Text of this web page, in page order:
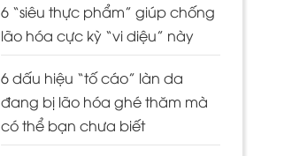
6 “siêu thực phẩm” giúp chống
lão hóa cực kỳ “vi diệu” này
6 dấu hiệu “tố cáo” làn da
đang bị lão hóa ghé thăm mà
có thể bạn chưa biết